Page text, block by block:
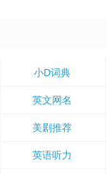
小D词典
英文网名
美剧推荐
英语听力